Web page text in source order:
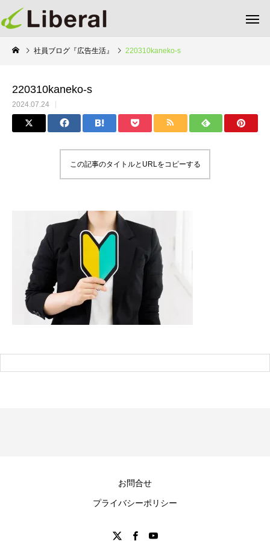
社員ブログ『広告生活』 220310kaneko-s
220310kaneko-s
2024.07.24
この記事のタイトルとURLをコピーする
お問合せ
プライバシーポリシー